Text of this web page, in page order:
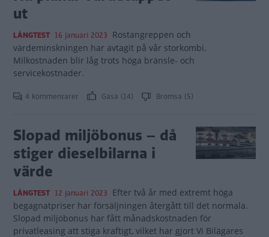
ut
LÅNGTEST 16 januari 2023 Rostangreppen och
värdeminskningen har avtagit på vår storkombi.
Milkostnaden blir låg trots höga bränsle- och
servicekostnader.
4 kommentarer Gasa (14) Bromsa (5)
Slopad miljöbonus – då
stiger dieselbilarna i
värde
LÅNGTEST 12 januari 2023 Efter två år med extremt höga
begagnatpriser har försäljningen återgått till det normala.
Slopad miljöbonus har fått månadskostnaden för
privatleasing att stiga kraftigt, vilket har gjort Vi Bilägares